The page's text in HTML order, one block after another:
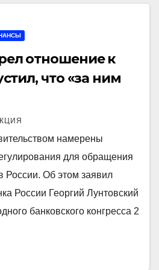
отношение к
что «за ним
намерены
для обращения
России. Об этом заявил
России Георгий Лунтовский
банковского конгресса 2